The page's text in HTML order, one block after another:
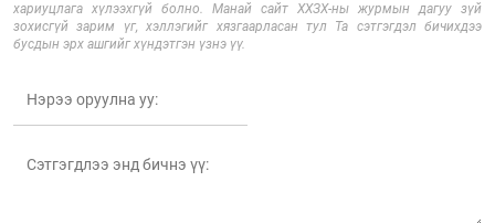
хариуцлага хүлээхгүй болно. Манай сайт ХХЗХ-ны журмын дагуу зүй
зохисгүй зарим үг, хэллэгийг хязгаарласан тул Та сэтгэгдэл бичихдээ
бусдын эрх ашгийг хүндэтгэн үзнэ үү.